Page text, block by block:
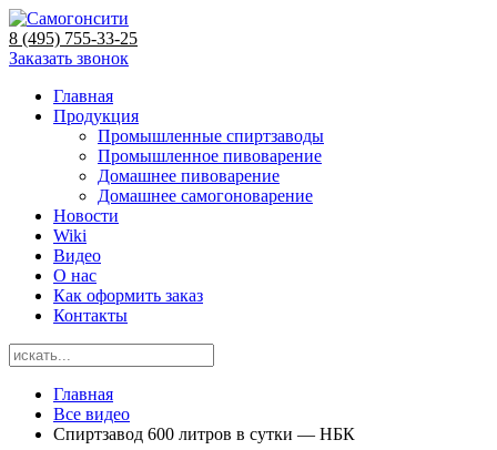
8 (495) 755-33-25
Заказать звонок
Главная
Продукция
Промышленные спиртзаводы
Промышленное пивоварение
Домашнее пивоварение
Домашнее самогоноварение
Новости
Wiki
Видео
О нас
Как оформить заказ
Контакты
Главная
Все видео
Спиртзавод 600 литров в сутки — НБК